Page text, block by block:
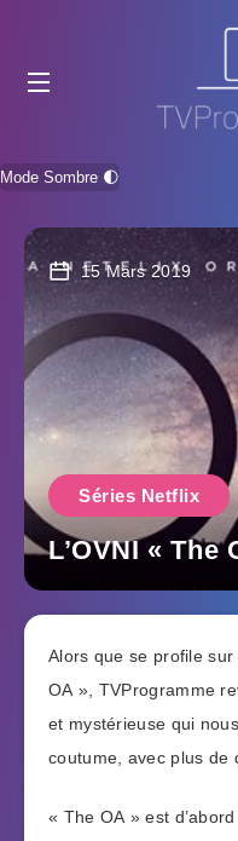
Mode Sombre 🌓
15 Mars 2019
Séries Netflix
L’OVNI « The
Alors que se profile
OA », TVProgramme
et mystérieuse qui
coutume, avec plus de
« The OA » est